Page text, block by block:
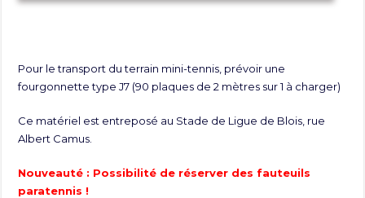
Pour le transport du terrain mini-tennis, prévoir une
fourgonnette type J7 (90 plaques de 2 mètres sur 1 à charger)
Ce matériel est entreposé au Stade de Ligue de Blois, rue
Albert Camus.
Nouveauté : Possibilité de réserver des fauteuils
paratennis !